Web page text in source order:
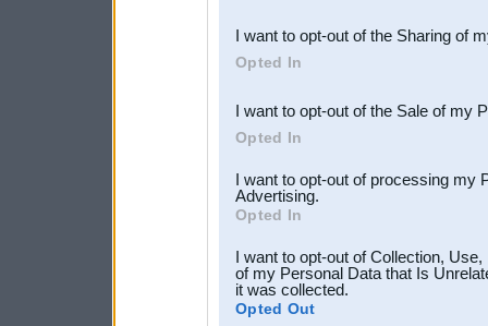
Downstream Participants
third parties.
I want to opt-out of the Sharing of
Opted In
I want to opt-out of the Sale of my
Opted In
I want to opt-out of processing my
Advertising.
Opted In
I want to opt-out of Collection,
of my Personal Data that Is
it was collected.
Opted Out